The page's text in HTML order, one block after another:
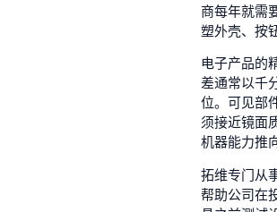
商每年就需
塑外壳、按
电子产品的
差通常以千
位。可见部
须接近镜面
机器能力推
拓维专门从
帮助公司在